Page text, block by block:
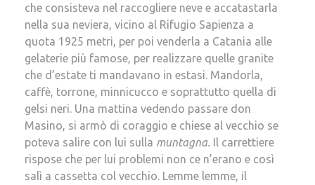
che consisteva nel raccogliere neve e accatastarla
nella sua neviera, vicino al Rifugio Sapienza a
quota 1925 metri, per poi venderla a Catania alle
gelaterie più famose, per realizzare quelle granite
che d’estate ti mandavano in estasi. Mandorla,
caffè, torrone, minnicucco e soprattutto quella di
gelsi neri. Una mattina vedendo passare don
Masino, si armò di coraggio e chiese al vecchio se
poteva salire con lui sulla muntagna. Il carrettiere
rispose che per lui problemi non ce n’erano e così
salì a cassetta col vecchio. Lemme lemme, il